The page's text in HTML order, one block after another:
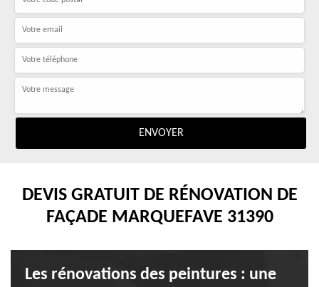
DEVIS GRATUIT DE RÉNOVATION DE
FAÇADE MARQUEFAVE 31390
Les rénovations des peintures : une